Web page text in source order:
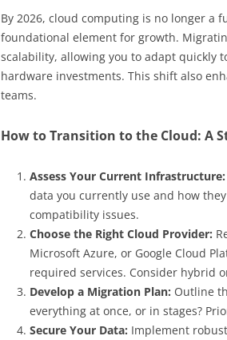
By 2026, cloud computing is no longer a
foundational element for growth.
scalability, allowing you to adapt quickly
hardware investments. This shift also
teams.
How to Transition to the Cloud: A
Assess Your Current Infrastructure:
data you currently use and how
compatibility issues.
Choose the Right Cloud Provider:
Microsoft Azure, or Google Cloud
required services. Consider hybrid
Develop a Migration Plan: Outline
everything at once, or in stages?
Secure Your Data: Implement